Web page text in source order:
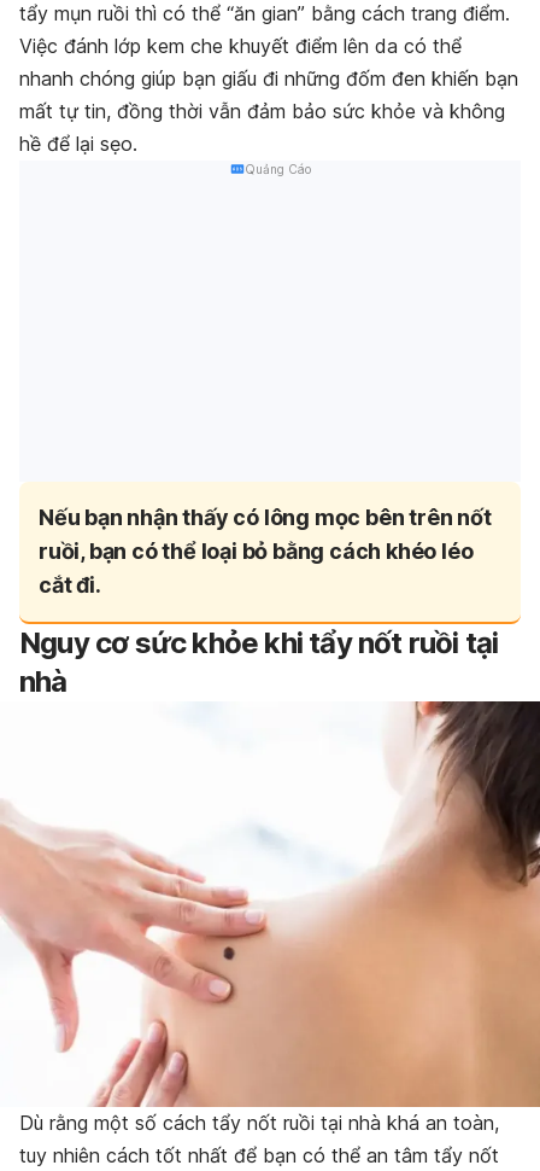
tẩy mụn ruồi thì có thể “ăn gian” bằng cách trang điểm.
Việc đánh lớp kem che khuyết điểm lên da có thể
nhanh chóng giúp bạn giấu đi những đốm đen khiến bạn
mất tự tin, đồng thời vẫn đảm bảo sức khỏe và không
hề để lại sẹo.
Quảng Cáo
Nếu bạn nhận thấy có lông mọc bên trên nốt
ruồi, bạn có thể loại bỏ bằng cách khéo léo
cắt đi.
Nguy cơ sức khỏe khi tẩy nốt ruồi tại
nhà
Dù rằng một số cách tẩy nốt ruồi tại nhà khá an toàn,
tuy nhiên cách tốt nhất để bạn có thể an tâm tẩy nốt